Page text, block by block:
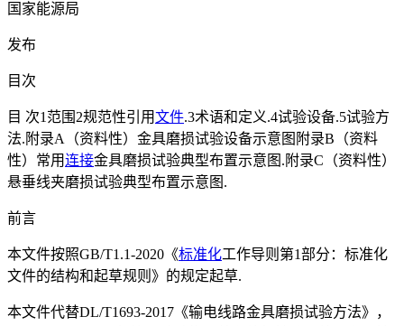
国家能源局
发布
目次
目 次1范围2规范性引用文件.3术语和定义.4试验设备.5试验方
法.附录A（资料性）金具磨损试验设备示意图附录B（资料
性）常用连接金具磨损试验典型布置示意图.附录C（资料性）
悬垂线夹磨损试验典型布置示意图.
前言
本文件按照GB/T1.1-2020《标准化工作导则第1部分：标准化
文件的结构和起草规则》的规定起草.
本文件代替DL/T1693-2017《输电线路金具磨损试验方法》，